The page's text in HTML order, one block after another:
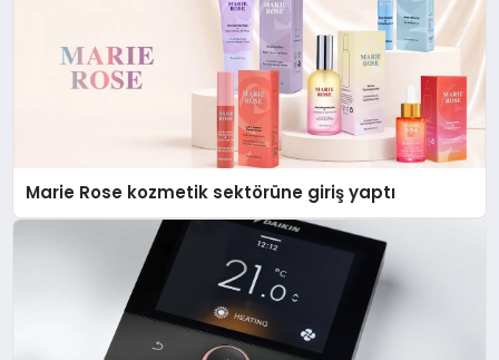
Marie Rose kozmetik sektörüne giriş yaptı